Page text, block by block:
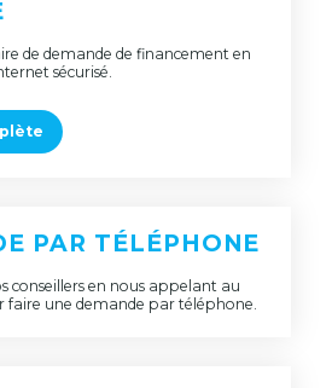
de demande de financement en
sécurisé.
PAR TÉLÉPHONE
conseillers en nous appelant au
une demande par téléphone.